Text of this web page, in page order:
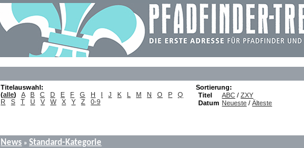
Titelauswahl:
(alle) A B C D E F G H I J K L M N O P
Q
R
S T U V W X Y Z 0-9
Sortierung:
Titel
ABC /ZXY
Datum Neueste /Älteste
News »Standard-Kategorie